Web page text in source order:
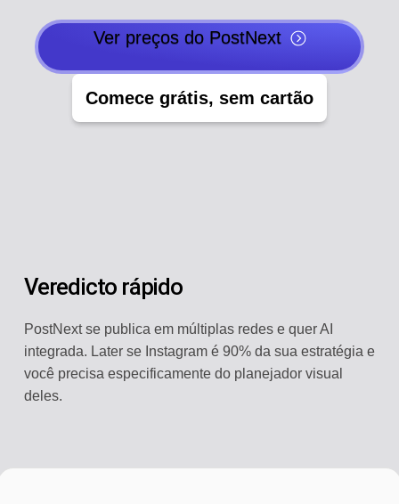
Ver preços do PostNext
Comece grátis, sem cartão
Veredicto rápido
PostNext se publica em múltiplas redes e quer AI
integrada. Later se Instagram é 90% da sua estratégia e
você precisa especificamente do planejador visual
deles.